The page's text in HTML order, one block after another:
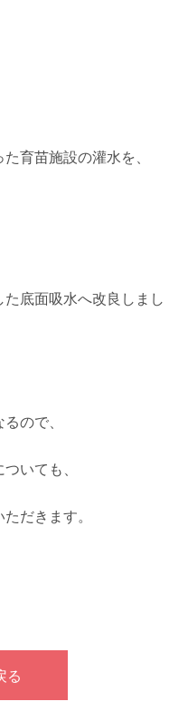
育苗施設の灌水を、
底面吸水へ改良しまし
ので、
いても、
だきます。
る